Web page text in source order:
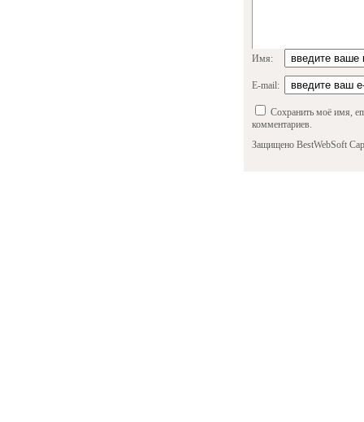
Имя:
E-mail:
Сохранить моё имя,
комментариев.
Защищено BestWebSoft